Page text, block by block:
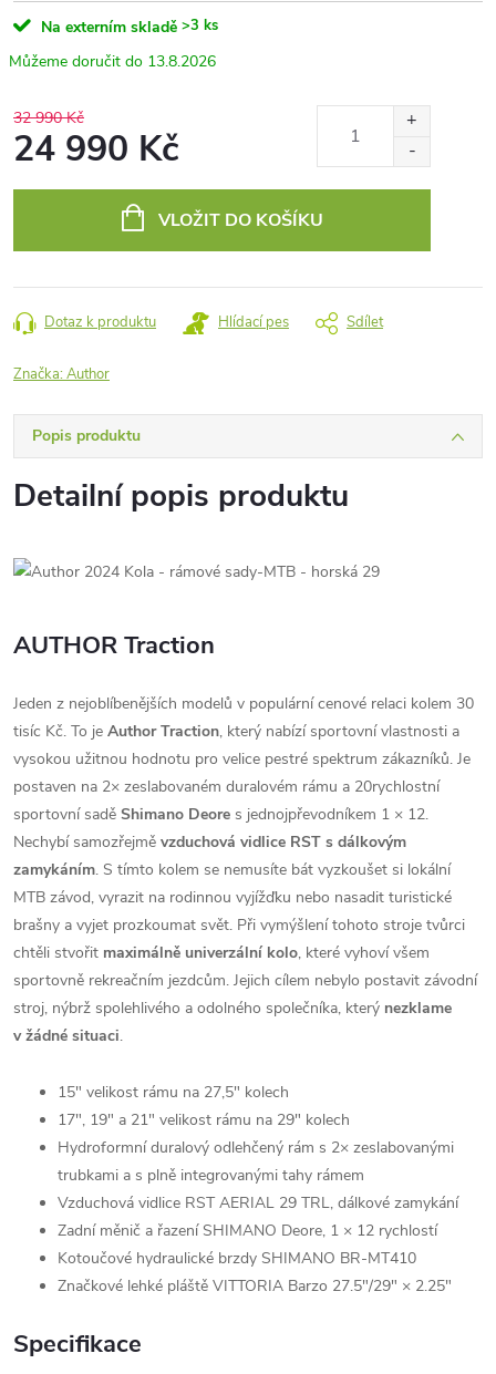
Na externím skladě >3 ks
13.8.2026
32 990 Kč
24 990 Kč
VLOŽIT DO KOŠÍKU
Dotaz k produktu Hlídací pes Sdílet
Značka:Author
Popis produktu
Detailní popis produktu
AUTHOR Traction
Jeden z nejoblíbenějších modelů v populární cenové relaci kolem 30
tisíc Kč. To je Author Traction, který nabízí sportovní vlastnosti a
vysokou užitnou hodnotu pro velice pestré spektrum zákazníků. Je
postaven na 2× zeslabovaném duralovém rámu a 20rychlostní
sportovní sadě Shimano Deore s jednojpřevodníkem 1 × 12.
Nechybí samozřejmě vzduchová vidlice RST s dálkovým
zamykáním. S tímto kolem se nemusíte bát vyzkoušet si lokální
MTB závod, vyrazit na rodinnou vyjížďku nebo nasadit turistické
brašny a vyjet prozkoumat svět. Při vymýšlení tohoto stroje tvůrci
chtěli stvořit maximálně univerzální kolo, které vyhoví všem
sportovně rekreačním jezdcům. Jejich cílem nebylo postavit závodní
stroj, nýbrž spolehlivého a odolného společníka, který nezklame
v žádné situaci.
15" velikost rámu na 27,5" kolech
17", 19" a 21" velikost rámu na 29" kolech
Hydroformní duralový odlehčený rám s 2× zeslabovanými
trubkami a s plně integrovanými tahy rámem
Vzduchová vidlice RST AERIAL 29 TRL, dálkové zamykání
Zadní měnič a řazení SHIMANO Deore, 1 × 12 rychlostí
Kotoučové hydraulické brzdy SHIMANO BR-MT410
Značkové lehké pláště VITTORIA Barzo 27.5"/29" × 2.25"
Specifikace